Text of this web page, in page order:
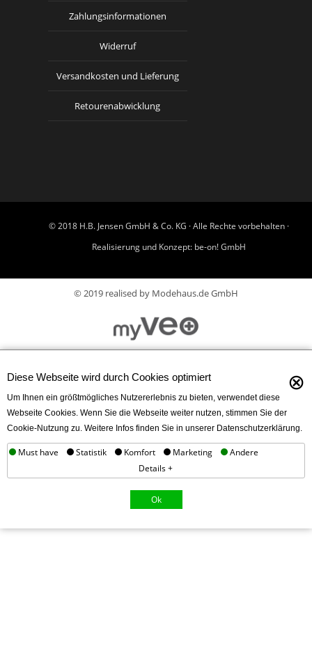
Zahlungsinformationen
Widerruf
Versandkosten und Lieferung
Retourenabwicklung
© 2018 H.B. Jensen GmbH & Co. KG · Alle Rechte vorbehalten ·
Realisierung und Konzept: be-on! GmbH
© 2019 realised by Modehaus.de GmbH
Diese Webseite wird durch Cookies optimiert ⊗
Um Ihnen ein größtmögliches Nutzererlebnis zu bieten, verwendet diese
Webseite Cookies. Wenn Sie die Webseite weiter nutzen, stimmen Sie der
Cookie-Nutzung zu. Weitere Infos finden Sie in unserer Datenschutzerklärung.
Must have Statistik Komfort Marketing
Andere
Details +
Ok